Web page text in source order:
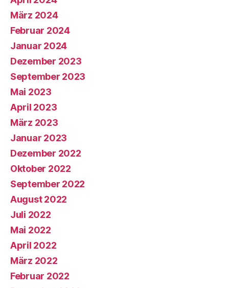
März 2024
Februar 2024
Januar 2024
Dezember 2023
September 2023
Mai 2023
April 2023
März 2023
Januar 2023
Dezember 2022
Oktober 2022
September 2022
August 2022
Juli 2022
Mai 2022
April 2022
März 2022
Februar 2022